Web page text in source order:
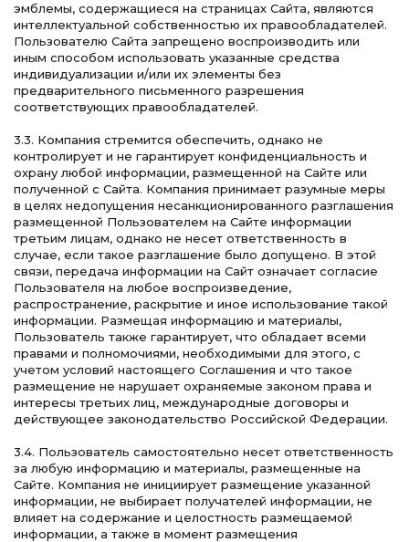
эмблемы, содержащиеся на страницах Сайта, являются
интеллектуальной собственностью их правообладателей.
Пользователю Сайта запрещено воспроизводить или
иным способом использовать указанные средства
индивидуализации и/или их элементы без
предварительного письменного разрешения
соответствующих правообладателей.
3.3. Компания стремится обеспечить, однако не
контролирует и не гарантирует конфиденциальность и
охрану любой информации, размещенной на Сайте или
полученной с Сайта. Компания принимает разумные меры
в целях недопущения несанкционированного разглашения
размещенной Пользователем на Сайте информации
третьим лицам, однако не несет ответственность в
случае, если такое разглашение было допущено. В этой
связи, передача информации на Сайт означает согласие
Пользователя на любое воспроизведение,
распространение, раскрытие и иное использование такой
информации. Размещая информацию и материалы,
Пользователь также гарантирует, что обладает всеми
правами и полномочиями, необходимыми для этого, с
учетом условий настоящего Соглашения и что такое
размещение не нарушает охраняемые законом права и
интересы третьих лиц, международные договоры и
действующее законодательство Российской Федерации.
3.4. Пользователь самостоятельно несет ответственность
за любую информацию и материалы, размещенные на
Сайте. Компания не инициирует размещение указанной
информации, не выбирает получателей информации, не
влияет на содержание и целостность размещаемой
информации, а также в момент размещения